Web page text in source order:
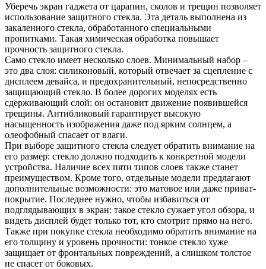
Уберечь экран гаджета от царапин, сколов и трещин позволяет
использование защитного стекла. Эта деталь выполнена из
закаленного стекла, обработанного специальными
пропитками. Такая химическая обработка повышает
прочность защитного стекла.
Само стекло имеет несколько слоев. Минимальный набор –
это два слоя: силиконовый, который отвечает за сцепление с
дисплеем девайса, и предохранительный, непосредственно
защищающий стекло. В более дорогих моделях есть
сдерживающий слой: он остановит движение появившейся
трещины. Антибликовый гарантирует высокую
насыщенность изображения даже под ярким солнцем, а
олеофобный спасает от влаги.
При выборе защитного стекла следует обратить внимание на
его размер: стекло должно подходить к конкретной модели
устройства. Наличие всех пяти типов слоев также станет
преимуществом. Кроме того, отдельные модели предлагают
дополнительные возможности: это матовое или даже приват-
покрытие. Последнее нужно, чтобы избавиться от
подглядывающих в экран: такое стекло сужает угол обзора, и
видеть дисплей будет только тот, кто смотрит прямо на него.
Также при покупке стекла необходимо обратить внимание на
его толщину и уровень прочности: тонкое стекло хуже
защищает от фронтальных повреждений, а слишком толстое
не спасет от боковых.